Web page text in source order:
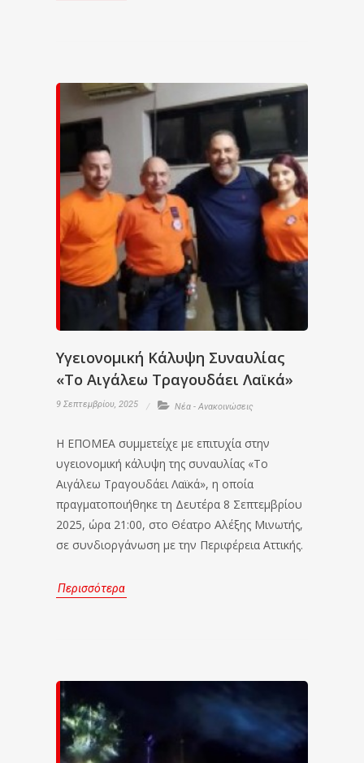
Υγειονομική Κάλυψη Συναυλίας
«Το Αιγάλεω Τραγουδάει Λαϊκά»
9 Σεπτεμβρίου, 2025 Νέα - Ανακοινώσεις
Η ΕΠΟΜΕΑ συμμετείχε με επιτυχία στην
υγειονομική κάλυψη της συναυλίας «Το
Αιγάλεω Τραγουδάει Λαϊκά», η οποία
πραγματοποιήθηκε τη Δευτέρα 8 Σεπτεμβρίου
2025, ώρα 21:00, στο Θέατρο Αλέξης Μινωτής,
σε συνδιοργάνωση με την Περιφέρεια Αττικής.
Περισσότερα